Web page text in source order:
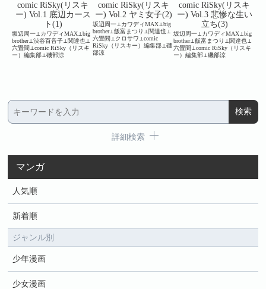
comic RiSky(リスキ
ー) Vol.1 底辺カース
ト(1)
坂辺周一⊥カワディMAX⊥big
brother⊥渋谷百音子⊥関達也⊥
六畳間⊥comic RiSky（リスキ
ー）編集部⊥磯部涼
comic RiSky(リスキ
ー) Vol.2 ヤミ女子(2)
坂辺周一⊥カワディMAX⊥big
brother⊥飯富まつり⊥関達也⊥
六畳間⊥クロサワ⊥comic
RiSky（リスキー）編集部⊥磯
部涼
comic RiSky(リスキ
ー) Vol.3 悲惨な生い
立ち(3)
坂辺周一⊥カワディMAX⊥big
brother⊥飯富まつり⊥関達也⊥
六畳間⊥comic RiSky（リスキ
ー）編集部⊥磯部涼
詳細検索
マンガ
人気順
新着順
ジャンル別
少年漫画
少女漫画